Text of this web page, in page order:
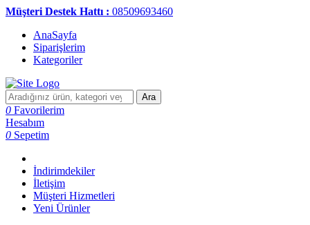
Müşteri Destek Hattı : 08509693460
AnaSayfa
Siparişlerim
Kategoriler
Ara
0 Favorilerim
Hesabım
0 Sepetim
İndirimdekiler
İletişim
Müşteri Hizmetleri
Yeni Ürünler